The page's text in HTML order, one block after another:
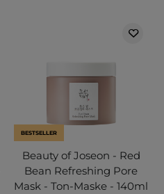
BESTSELLER
Beauty of Joseon - Red
Bean Refreshing Pore
Mask - Ton-Maske - 140ml